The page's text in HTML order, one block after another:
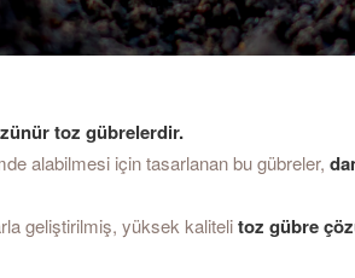
toz gübrelerdir.
alabilmesi için tasarlanan bu gübreler,
geliştirilmiş, yüksek kalitelitoz gübre